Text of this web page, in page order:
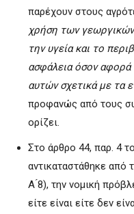
παρέχουν στους
χρήση των
την υγεία και το
ασφάλεια όσον αφορά
αυτών σχετικά με τα
προφανώς από τους
ορίζει.
Στο άρθρο 44, παρ. 4
αντικαταστάθηκε από
Α ́8), την νομική
είτε είναι είτε δεν